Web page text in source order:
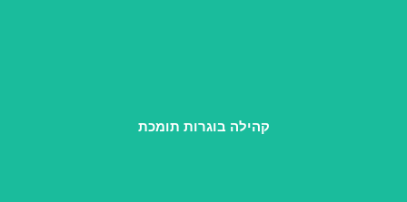
קהילה בוגרות תומכת
שממשיכים ללוות אותך גם אחרי הקורס.